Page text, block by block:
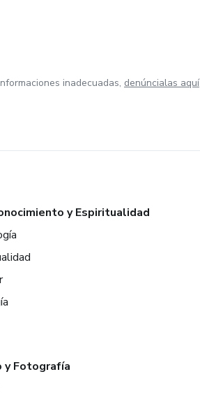
inadecuadas, denúncialas aquí
y Espiritualidad
y Fotografía